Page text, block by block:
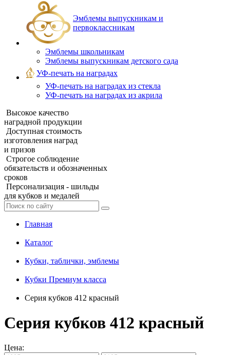
Эмблемы выпускникам и
первоклассникам
Эмблемы школьникам
Эмблемы выпускникам детского сада
УФ-печать на наградах
УФ‑печать на наградах из стекла
УФ-печать на наградах из акрила
Высокое качество
наградной продукции
Доступная стоимость
изготовления наград
и призов
Строгое соблюдение
обязательств и обозначенных
сроков
Персонализация - шильды
для кубков и медалей
Главная
Каталог
Кубки, таблички, эмблемы
Кубки Премиум класса
Серия кубков 412 красный
Серия кубков 412 красный
Цена: